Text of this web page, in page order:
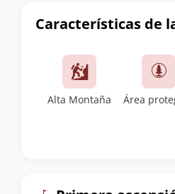
Características de
Alta Montaña Área